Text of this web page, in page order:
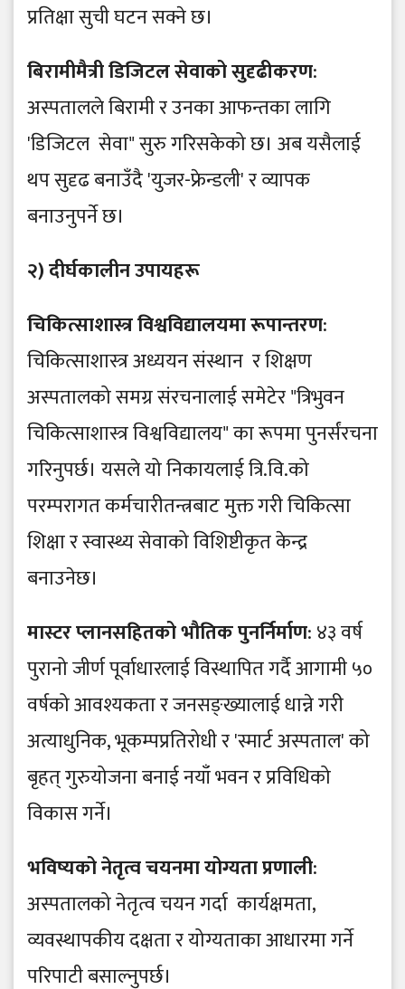
प्रतिक्षा सुची घटन सक्ने छ।
बिरामीमैत्री डिजिटल सेवाको सुदृढीकरण:
अस्पतालले बिरामी र उनका आफन्तका लागि
'डिजिटल सेवा" सुरु गरिसकेको छ। अब यसैलाई
थप सुदृढ बनाउँदै 'युजर-फ्रेन्डली' र व्यापक
बनाउनुपर्ने छ।
​२) दीर्घकालीन उपायहरू
​चिकित्साशास्त्र विश्वविद्यालयमा रूपान्तरण:
चिकित्साशास्त्र अध्ययन संस्थान र शिक्षण
अस्पतालको समग्र संरचनालाई समेटेर "त्रिभुवन
चिकित्साशास्त्र विश्वविद्यालय" का रूपमा पुनर्संरचना
गरिनुपर्छ। यसले यो निकायलाई त्रि.वि.को
परम्परागत कर्मचारीतन्त्रबाट मुक्त गरी चिकित्सा
शिक्षा र स्वास्थ्य सेवाको विशिष्टीकृत केन्द्र
बनाउनेछ।
​मास्टर प्लानसहितको भौतिक पुनर्निर्माण: ४३ वर्ष
पुरानो जीर्ण पूर्वाधारलाई विस्थापित गर्दै आगामी ५०
वर्षको आवश्यकता र जनसङ्ख्यालाई धान्ने गरी
अत्याधुनिक, भूकम्पप्रतिरोधी र 'स्मार्ट अस्पताल' को
बृहत् गुरुयोजना बनाई नयाँ भवन र प्रविधिको
विकास गर्ने।
​भविष्यको नेतृत्व चयनमा योग्यता प्रणाली:
अस्पतालको नेतृत्व चयन गर्दा कार्यक्षमता,
व्यवस्थापकीय दक्षता र योग्यताका आधारमा गर्ने
परिपाटी बसाल्नुपर्छ।